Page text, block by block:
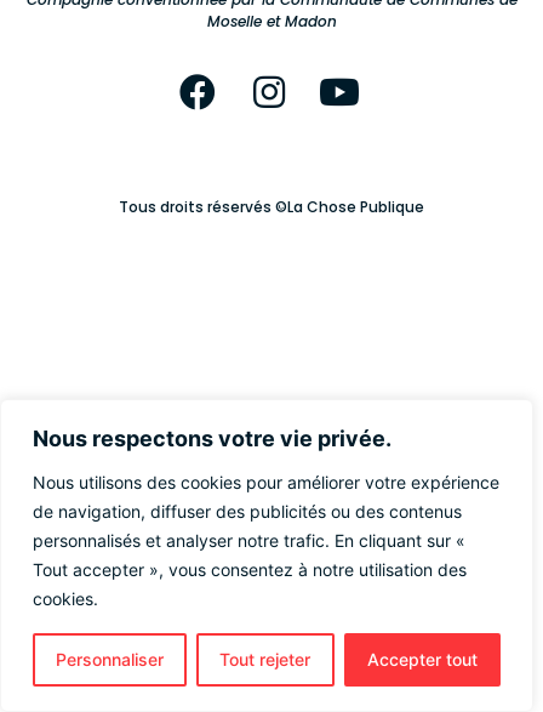
Nous respectons votre vie privée.
Nous utilisons des cookies pour améliorer votre expérience
de navigation, diffuser des publicités ou des contenus
personnalisés et analyser notre trafic. En cliquant sur «
Tout accepter », vous consentez à notre utilisation des
cookies.
Personnaliser Tout rejeter Accepter tout
Moselle et Madon
Tous droits réservés ©La Chose Publique